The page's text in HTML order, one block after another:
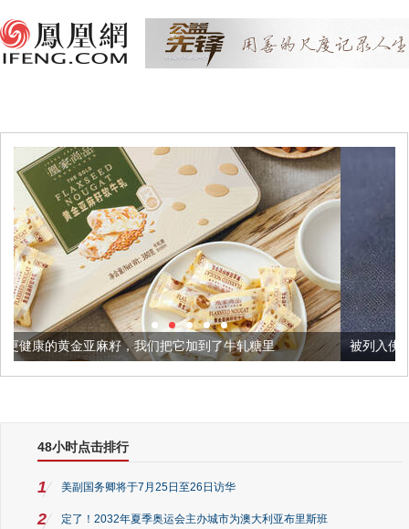
籽，我们把它加到了牛轧糖里 被列入佛家七宝的它到底有
48小时点击排行
1 美副国务卿将于7月25日至26日访华
2 定了！2032年夏季奥运会主办城市为澳大利亚布里斯班